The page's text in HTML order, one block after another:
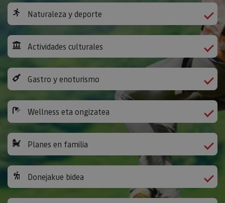
Naturaleza y deporte
Actividades culturales
Gastro y enoturismo
Wellness eta ongizatea
Planes en familia
Donejakue bidea